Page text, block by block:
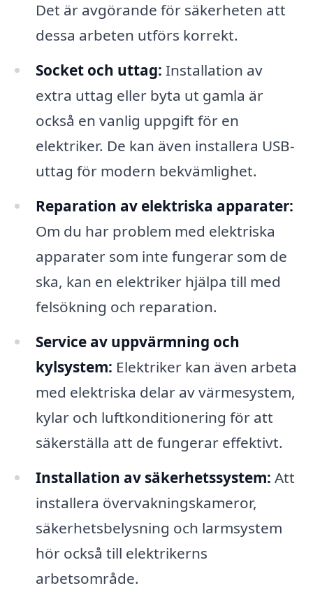
Det är avgörande för säkerheten att
dessa arbeten utförs korrekt.
Socket och uttag: Installation av
extra uttag eller byta ut gamla är
också en vanlig uppgift för en
elektriker. De kan även installera USB-
uttag för modern bekvämlighet.
Reparation av elektriska apparater:
Om du har problem med elektriska
apparater som inte fungerar som de
ska, kan en elektriker hjälpa till med
felsökning och reparation.
Service av uppvärmning och
kylsystem: Elektriker kan även arbeta
med elektriska delar av värmesystem,
kylar och luftkonditionering för att
säkerställa att de fungerar effektivt.
Installation av säkerhetssystem: Att
installera övervakningskameror,
säkerhetsbelysning och larmsystem
hör också till elektrikerns
arbetsområde.